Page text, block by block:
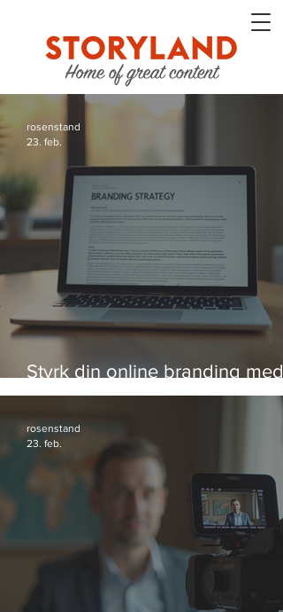
Styrk din online branding med
strategier, der virker
rosenstand
23. feb.
rosenstand
23. feb.